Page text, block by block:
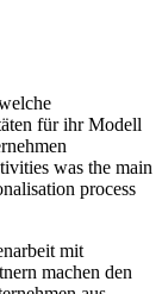
für ihr Modell
was the main
process
mit
machen den